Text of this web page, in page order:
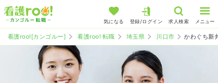
気になる 登録/ログイン 求人検索 メニュー
看護roo![カンゴルー] 看護roo! 転職 埼玉県 川口市 かわぐち新